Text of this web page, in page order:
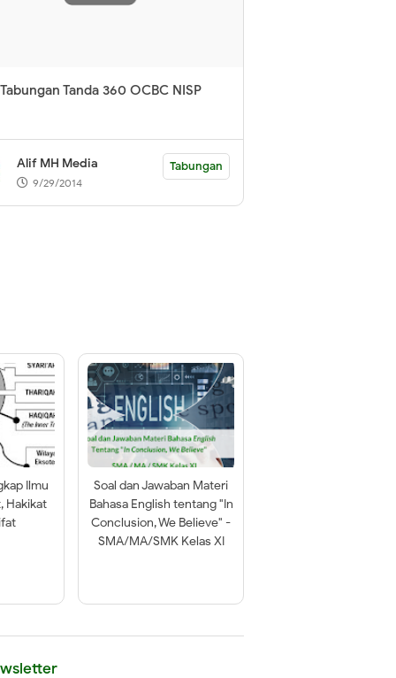
Tabungan Tanda 360 OCBC NISP
Alif MH Media
9/29/2014
Tabungan
Ilmu
Hakikat
Soal dan Jawaban Materi
Bahasa English tentang "In
Conclusion, We Believe" -
SMA/MA/SMK Kelas XI